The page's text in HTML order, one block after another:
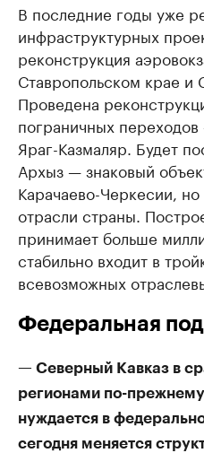
В последние годы уже
инфраструктурных
реконструкция
Ставропольском крае и
Проведена
пограничных
Яраг-Казмаляр. Будет
Архыз — знаковый
Карачаево-Черкесии,
отрасли страны.
принимает больше
стабильно входит в
всевозможных
Федеральная
— Северный Кавказ в
регионами по-
нуждается в
сегодня меняется